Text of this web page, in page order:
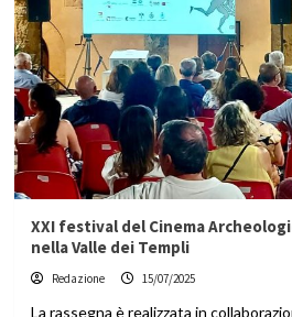
XXI festival del Cinema
nella Valle dei Templi
Redazione 15/07/2025
La rassegna è realizzata in